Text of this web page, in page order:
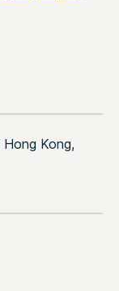
Hong Kong,